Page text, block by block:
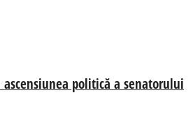
politică a senatorului